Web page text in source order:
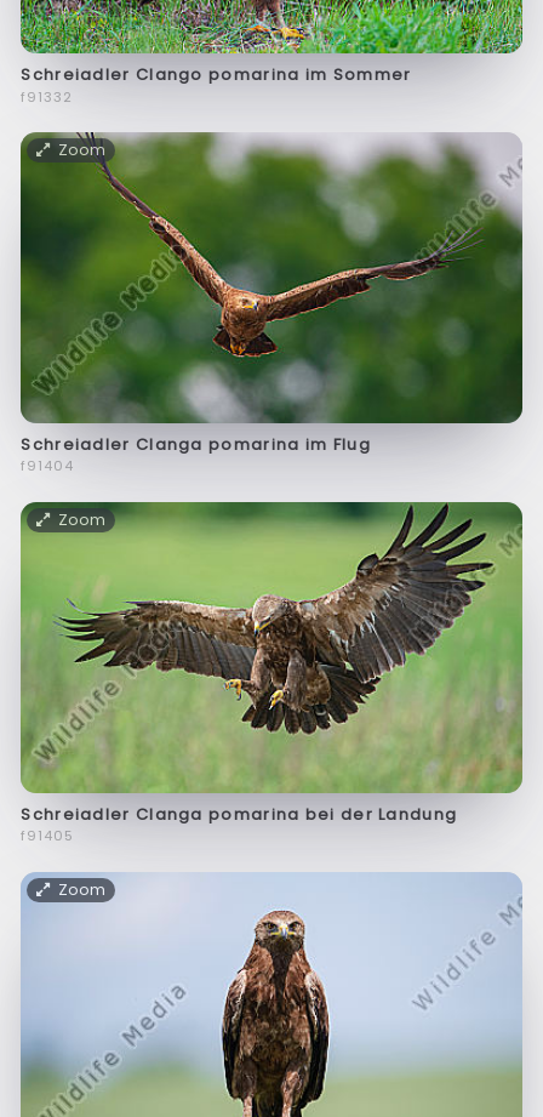
Schreiadler Clango pomarina im Sommer
f91332
Zoom
Schreiadler Clanga pomarina im Flug
f91404
Zoom
Schreiadler Clanga pomarina bei der Landung
f91405
Zoom